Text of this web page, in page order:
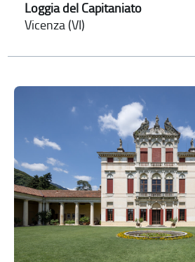
Loggia del Capitaniato
Vicenza (VI)